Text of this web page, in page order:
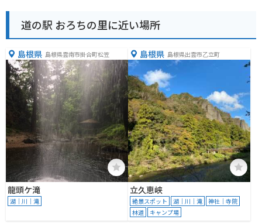
道の駅 おろちの里に近い場所
島根県 島根県雲南市掛合町松笠
龍頭ケ滝
湖｜川｜滝
島根県 島根県出雲市乙立町
立久恵峡
絶景スポット 湖｜川｜滝
神社｜寺院
林道
キャンプ場